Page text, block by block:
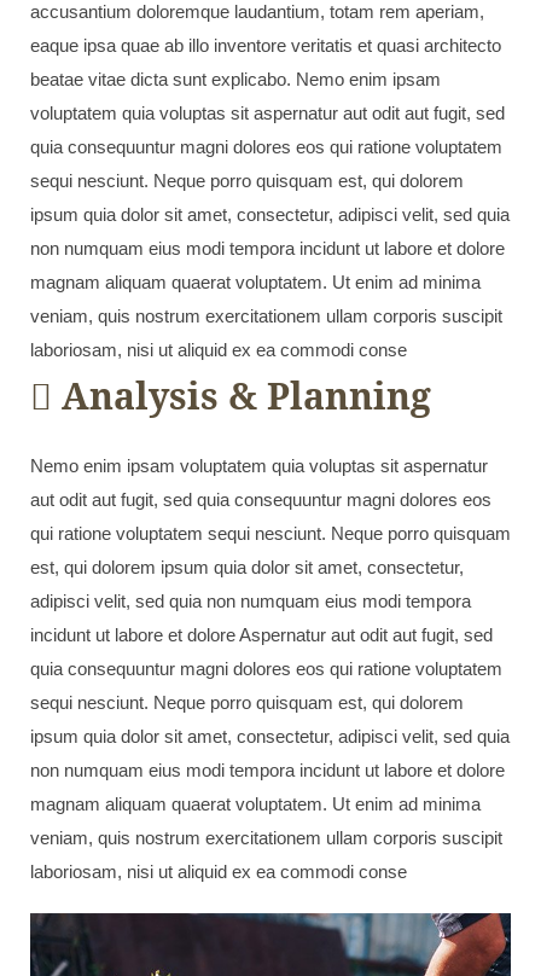
accusantium doloremque laudantium, totam rem aperiam,
eaque ipsa quae ab illo inventore veritatis et quasi architecto
beatae vitae dicta sunt explicabo. Nemo enim ipsam
voluptatem quia voluptas sit aspernatur aut odit aut fugit, sed
quia consequuntur magni dolores eos qui ratione voluptatem
sequi nesciunt. Neque porro quisquam est, qui dolorem
ipsum quia dolor sit amet, consectetur, adipisci velit, sed quia
non numquam eius modi tempora incidunt ut labore et dolore
magnam aliquam quaerat voluptatem. Ut enim ad minima
veniam, quis nostrum exercitationem ullam corporis suscipit
laboriosam, nisi ut aliquid ex ea commodi conse
Analysis & Planning
Nemo enim ipsam voluptatem quia voluptas sit aspernatur
aut odit aut fugit, sed quia consequuntur magni dolores eos
qui ratione voluptatem sequi nesciunt. Neque porro quisquam
est, qui dolorem ipsum quia dolor sit amet, consectetur,
adipisci velit, sed quia non numquam eius modi tempora
incidunt ut labore et dolore Aspernatur aut odit aut fugit, sed
quia consequuntur magni dolores eos qui ratione voluptatem
sequi nesciunt. Neque porro quisquam est, qui dolorem
ipsum quia dolor sit amet, consectetur, adipisci velit, sed quia
non numquam eius modi tempora incidunt ut labore et dolore
magnam aliquam quaerat voluptatem. Ut enim ad minima
veniam, quis nostrum exercitationem ullam corporis suscipit
laboriosam, nisi ut aliquid ex ea commodi conse